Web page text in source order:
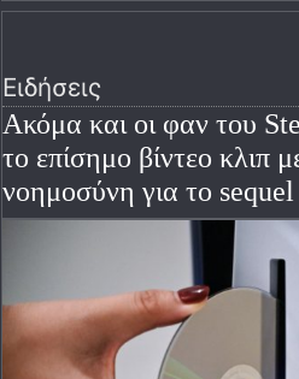
Ειδήσεις
Ακόμα και οι φαν του
το επίσημο βίντεο κλιπ
νοημοσύνη για το sequel